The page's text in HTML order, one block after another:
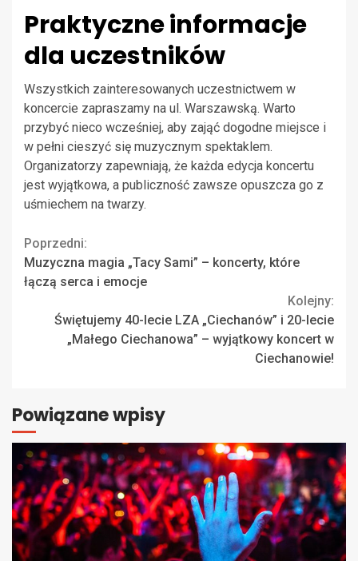
Praktyczne informacje
dla uczestników
Wszystkich zainteresowanych uczestnictwem w
koncercie zapraszamy na ul. Warszawską. Warto
przybyć nieco wcześniej, aby zająć dogodne miejsce i
w pełni cieszyć się muzycznym spektaklem.
Organizatorzy zapewniają, że każda edycja koncertu
jest wyjątkowa, a publiczność zawsze opuszcza go z
uśmiechem na twarzy.
Continue
Reading
Poprzedni:
Muzyczna magia „Tacy Sami” – koncerty, które
łączą serca i emocje
Kolejny:
Świętujemy 40-lecie LZA „Ciechanów” i 20-lecie
„Małego Ciechanowa” – wyjątkowy koncert w
Ciechanowie!
Powiązane wpisy